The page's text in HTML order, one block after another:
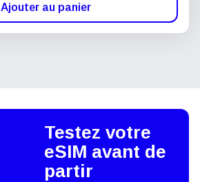
Ajouter au panier
Testez votre
eSIM avant de
partir